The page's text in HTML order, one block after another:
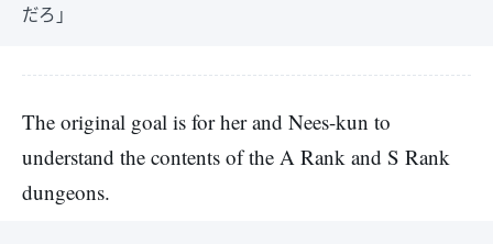
だろ」
The original goal is for her and Nees-kun to
understand the contents of the A Rank and S Rank
dungeons.